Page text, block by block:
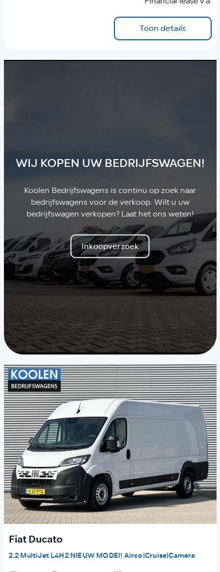
Toon details
WIJ KOPEN UW BEDRIJFSWAGEN!
Koolen Bedrijfswagens is continu op zoek naar
bedrijfswagens voor de verkoop. Wilt u uw
bedrijfswagen verkopen? Laat het ons weten!
Inkoopverzoek
Fiat Ducato
2.2 MultiJet L4H2 NIEUW MODEl! Airco|Cruise|Camera